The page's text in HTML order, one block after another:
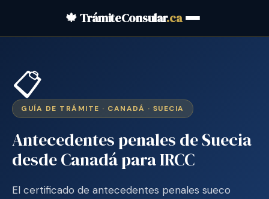
🍁 TrámiteConsular.ca
📋
GUÍA DE TRÁMITE · CANADÁ · SUECIA
Antecedentes penales de Suecia
desde Canadá para IRCC
El certificado de antecedentes penales sueco